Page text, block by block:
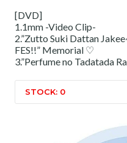
[DVD]
1.1mm -Video Clip-
2.”Zutto Suki Dattan
FES!!” Memorial ♡
3.”Perfume no Tadatada
STOCK: 0